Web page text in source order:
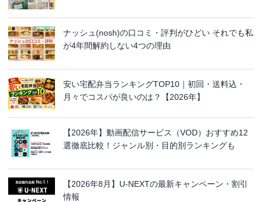
ナッシュ(nosh)の口コミ・評判がひどい それでも私
が4年間解約しない4つの理由
安い宅配弁当ランキングTOP10｜初回・送料込・
月々でコスパが良いのは？【2026年】
【2026年】動画配信サービス（VOD）おすすめ12
選徹底比較！ジャンル別・目的別ランキングも
【2026年8月】U-NEXTの最新キャンペーン・割引
情報